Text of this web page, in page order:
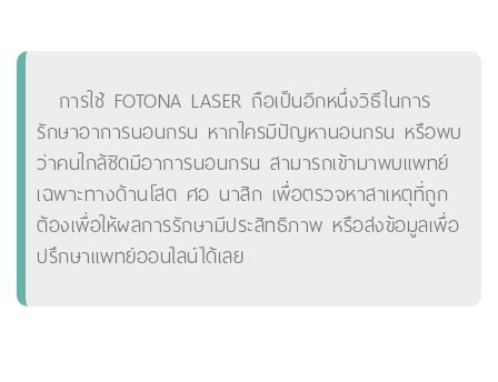
การใช้ FOTONA LASER ถือเป็นอีกหนึ่งวิธีในการ
รักษาอาการนอนกรน หากใครมีปัญหานอนกรน หรือพบ
ว่าคนใกล้ชิดมีอาการนอนกรน สามารถเข้ามาพบแพทย์
เฉพาะทางด้านโสต ศอ นาสิก เพื่อตรวจหาสาเหตุที่ถูก
ต้องเพื่อให้ผลการรักษามีประสิทธิภาพ หรือส่งข้อมูลเพื่อ
ปรึกษาแพทย์ออนไลน์ได้เลย